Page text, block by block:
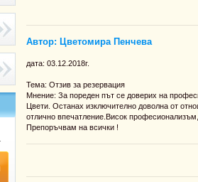
Автор: Цветомира Пенчева
дата: 03.12.2018г.
Тема: Отзив за резервация
Мнение: За пореден път се доверих на
Цвети. Останах изключително доволна от
отлично впечатление.Висок
Препоръчвам на всички !